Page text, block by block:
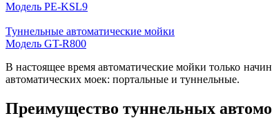
Модель PE-KSL9
Туннельные автоматические мойки
Модель GT-R800
В настоящее время автоматические мойки только
автоматических моек: портальные и туннельные.
Преимущество туннельных